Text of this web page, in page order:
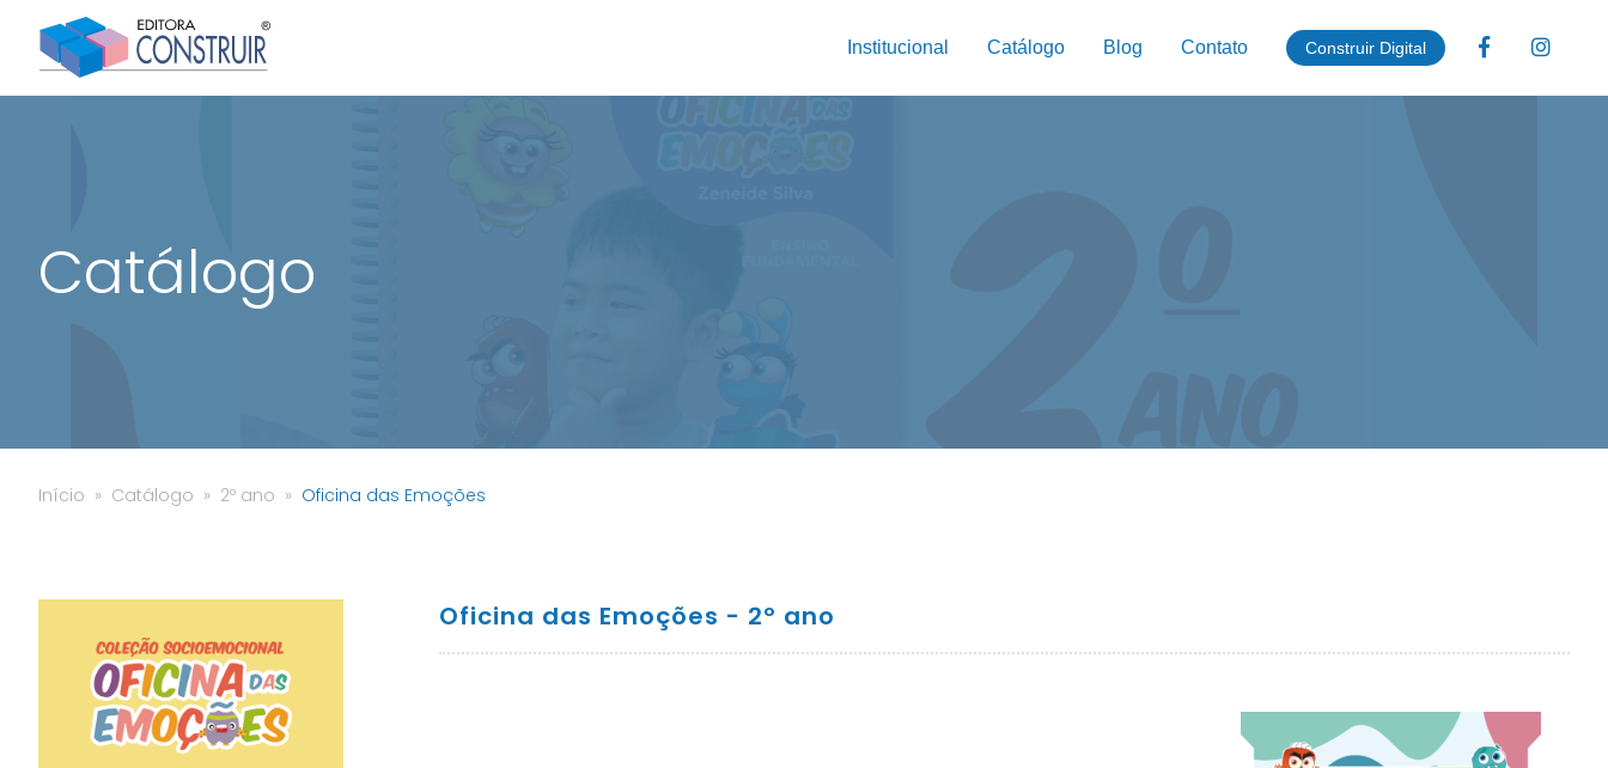
Institucional Catálogo Blog Contato Construir Digital
Catálogo
Início Catálogo 2º ano Oficina das Emoções
Oficina das Emoções - 2º ano